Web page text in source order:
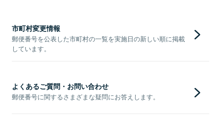
市町村変更情報
郵便番号を公表した市町村の一覧を実施日の新しい順に掲載
しています。
よくあるご質問・お問い合わせ
郵便番号に関するさまざまな疑問にお答えします。